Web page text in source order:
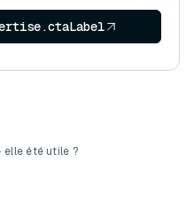
été utile ?